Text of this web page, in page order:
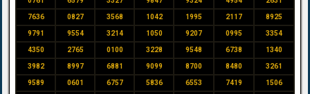
7636 0827 3568 1042 1995 2117 8925
9791 9554 3214 1050 9207 0995 3354
4350 2765 0100 3228 9548 6738 1340
3982 8997 6881 9099 8700 8480 3261
9589 0601 6757 5836 6553 7419 1506